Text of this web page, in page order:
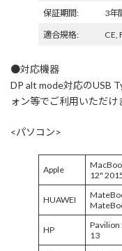
保証期間: 3年
適合規格: CE,
●対応機器
DP alt mode対応のUSB
ォン等でご利用いただけ
<パソコン>
Apple
12"
HUAWEI
HP
Pavilion
13